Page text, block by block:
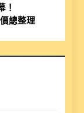
！
總整理